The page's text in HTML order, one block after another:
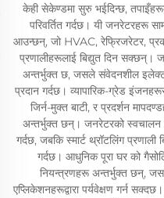
केही सेकेण्डमा सुरु भईदिन्छ,
परिवर्तित गर्दछ। यी जनरेटरहरू
आउन्छन्, जो HVAC, रेफ्रिजरेटर,
प्रणालीहरूलाई बिद्युत दिन सक्छन्।
अन्तर्भुक्त छ, जसले संवेदनशील
प्रदान गर्दछ। व्यापारिक-ग्रेड
जिर्न-मुक्त बाटी, र प्रदर्शन
अन्तर्भुक्त छन्। जनरेटरको स्वचालन
गर्दछ, जबकि स्मार्ट थ्रॉटलिंग
गर्दछ। आधुनिक पूरा घर को
नियन्त्रणहरू अन्तर्भुक्त छन्,
एप्लिकेशनहरूद्वारा पर्यवेक्षण गर्न